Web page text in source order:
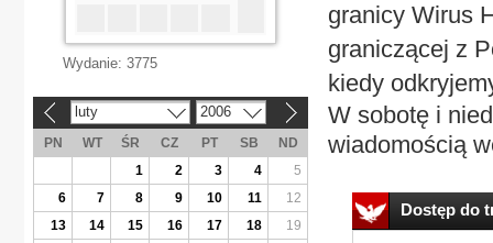
granicy Wirus
graniczącej z
kiedy
W sobotę i
wiadomością
Dostęp do
Wydanie: 3775
luty 2006
PN WT ŚR CZ PT SB
ND
1
2 3 4
5
6
7 8 9 10 11
12
13
14 15 16 17 18
19